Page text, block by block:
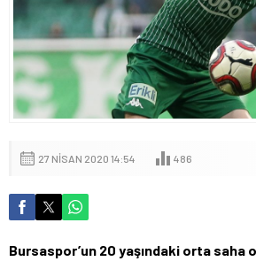
27 NISAN 2020 14:54 486
Bursaspor’un 20 yaşındaki orta saha